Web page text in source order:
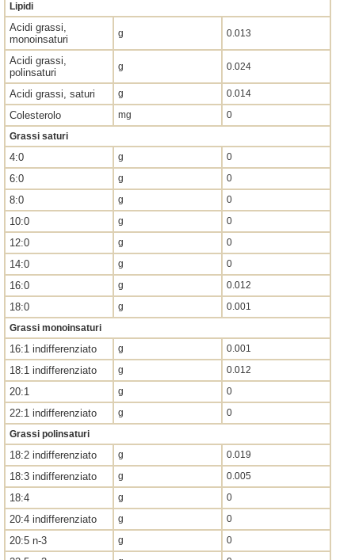
Lipidi
Acidi grassi,
monoinsaturi
g 0.013
Acidi grassi,
polinsaturi
g 0.024
Acidi grassi, saturi g 0.014
Colesterolo mg
0
Grassi saturi
4:0 g 0
6:0 g 0
8:0 g 0
10:0 g 0
12:0 g 0
14:0 g 0
16:0 g 0.012
18:0 g
0.001
Grassi monoinsaturi
16:1 indifferenziato g 0.001
18:1 indifferenziato g 0.012
20:1 g 0
22:1 indifferenziato g
0
Grassi polinsaturi
18:2 indifferenziato g 0.019
18:3 indifferenziato g 0.005
18:4 g 0
20:4 indifferenziato g 0
20:5 n-3 g 0